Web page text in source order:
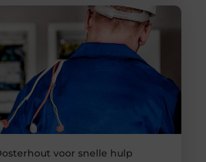
voor snelle hulp